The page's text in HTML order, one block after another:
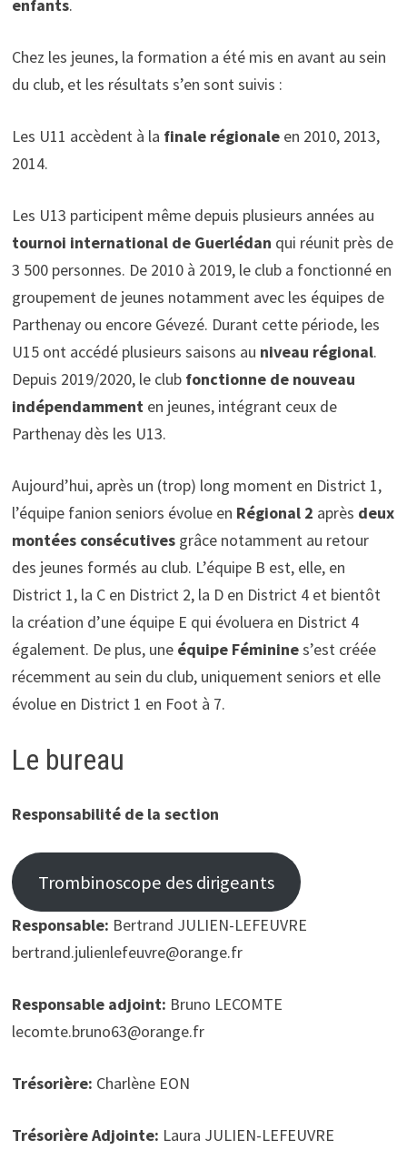
enfants.
Chez les jeunes, la formation a été mis en avant au sein
du club, et les résultats s’en sont suivis :
Les U11 accèdent à la finale régionaleen 2010, 2013,
2014.
Les U13 participent même depuis plusieurs années au
tournoi international de Guerlédan qui réunit près de
3 500 personnes. De 2010 à 2019, le club a fonctionné en
groupement de jeunes notamment avec les équipes de
Parthenay ou encore Gévezé. Durant cette période, les
U15 ont accédé plusieurs saisons au niveau régional.
Depuis 2019/2020, le club fonctionne de nouveau
indépendamment en jeunes, intégrant ceux de
Parthenay dès les U13.
Aujourd’hui, après un (trop) long moment en District 1,
l’équipe fanion seniors évolue en Régional 2 après deux
montées consécutivesgrâce notamment au retour
des jeunes formés au club. L’équipe B est, elle, en
District 1, la C en District 2, la D en District 4 et bientôt
la création d’une équipe E qui évoluera en District 4
également. De plus, une équipe Féminines’est créée
récemment au sein du club, uniquement seniors et elle
évolue en District 1 en Foot à 7.
Le bureau
Responsabilité de la section
Trombinoscope des dirigeants
Responsable: Bertrand JULIEN-LEFEUVRE
bertrand.julienlefeuvre@orange.fr
Responsable adjoint: Bruno LECOMTE
lecomte.bruno63@orange.fr
Trésorière: Charlène EON
Trésorière Adjointe: Laura JULIEN-LEFEUVRE